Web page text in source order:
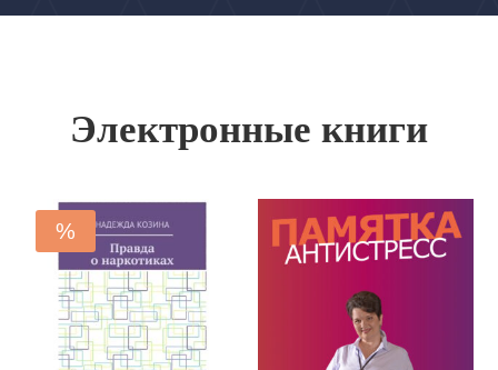
Электронные книги
%